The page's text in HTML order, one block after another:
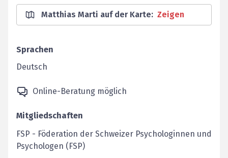
Matthias Marti auf der Karte: Zeigen
Sprachen
Deutsch
Online-Beratung möglich
Mitgliedschaften
FSP - Föderation der Schweizer Psychologinnen und
Psychologen (FSP)